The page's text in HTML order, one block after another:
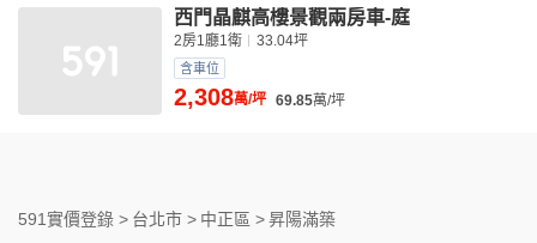
西門晶麒高樓景觀兩房車-庭
2房1廳1衛 33.04坪
含車位
2,308萬/坪 69.85萬/坪
591實價登錄 > 台北市 > 中正區 >昇陽滿築